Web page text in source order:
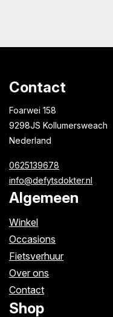
Contact
Foarwei 158
9298JS Kollumersweach
Nederland
0625139678
info@defytsdokter.nl
Algemeen
Winkel
Occasions
Fietsverhuur
Over ons
Contact
Shop